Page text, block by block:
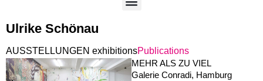
Ulrike Schönau
AUSSTELLUNGEN exhibitionsPublications
MEHR ALS ZU VIEL
Galerie Conradi, Hamburg